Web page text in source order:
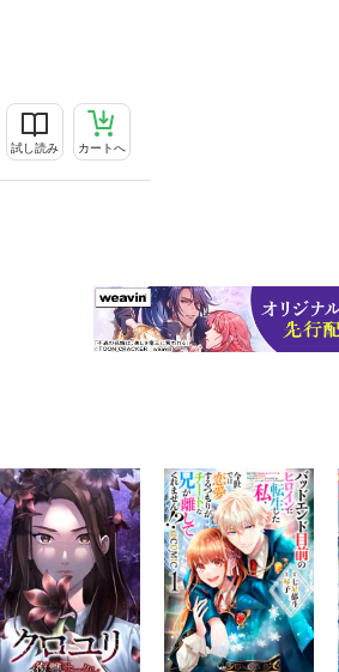
試し読み カートへ